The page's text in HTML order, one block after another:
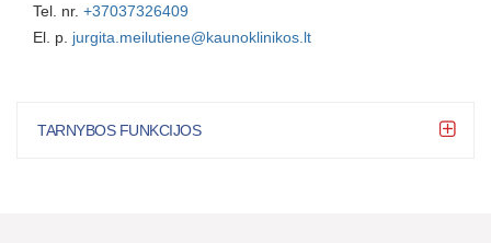
Tel. nr. +37037326409
El. p. jurgita.meilutiene@kaunoklinikos.lt
TARNYBOS FUNKCIJOS